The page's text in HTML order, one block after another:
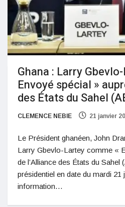
Ghana : Larry
Envoyé spécial »
des États du Sahel
CLEMENCE NEBIE 21 janvier
Le Président ghanéen, John
Larry Gbevlo-Lartey comme «
de l’Alliance des États du Sahel
présidentiel en date du mardi 21
information…